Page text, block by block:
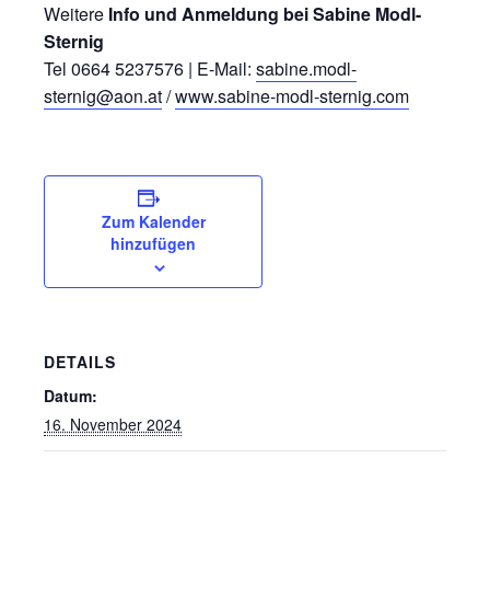
Weitere Info und Anmeldung bei Sabine Modl-
Sternig
Tel 0664 5237576 | E-Mail: sabine.modl-
sternig@aon.at/www.sabine-modl-sternig.com
Zum Kalender
hinzufügen
DETAILS
Datum:
16. November 2024